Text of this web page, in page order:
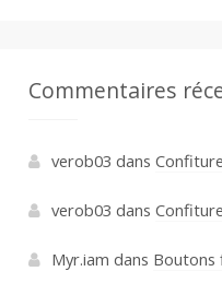
Commentaires
verob03 dans
verob03 dans
Myr.iam dans Boutons